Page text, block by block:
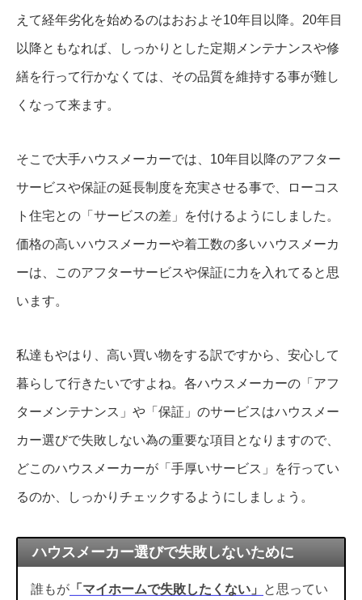
えて経年劣化を始めるのはおおよそ10年目以降。20年目
以降ともなれば、しっかりとした定期メンテナンスや修
繕を行って行かなくては、その品質を維持する事が難し
くなって来ます。
そこで大手ハウスメーカーでは、10年目以降のアフター
サービスや保証の延長制度を充実させる事で、ローコス
ト住宅との「サービスの差」を付けるようにしました。
価格の高いハウスメーカーや着工数の多いハウスメーカ
ーは、このアフターサービスや保証に力を入れてると思
います。
私達もやはり、高い買い物をする訳ですから、安心して
暮らして行きたいですよね。各ハウスメーカーの「アフ
ターメンテナンス」や「保証」のサービスはハウスメー
カー選びで失敗しない為の重要な項目となりますので、
どこのハウスメーカーが「手厚いサービス」を行ってい
るのか、しっかりチェックするようにしましょう。
ハウスメーカー選びで失敗しないために
誰もが 「マイホームで失敗したくない」
と思ってい